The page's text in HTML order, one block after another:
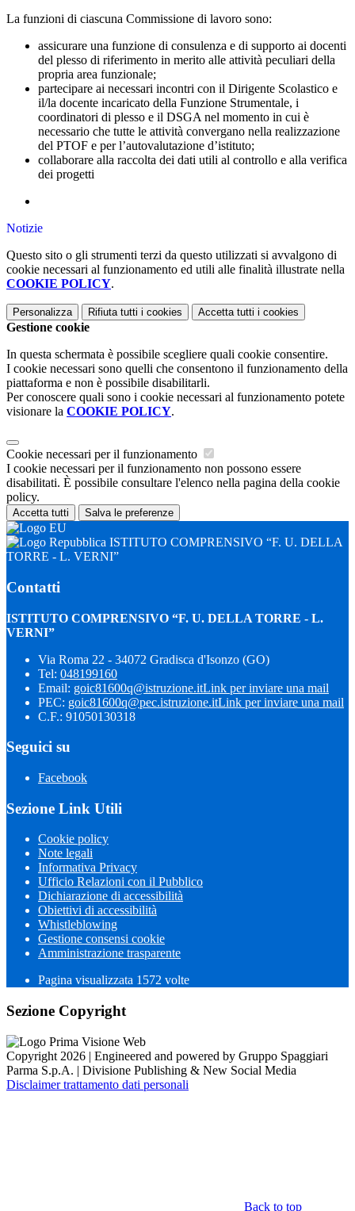
La funzioni di ciascuna Commissione di lavoro sono:
assicurare una funzione di consulenza e di supporto ai docenti
del plesso di riferimento in merito alle attività peculiari della
propria area funzionale;
partecipare ai necessari incontri con il Dirigente Scolastico e
il/la docente incaricato della Funzione Strumentale, i
coordinatori di plesso e il DSGA nel momento in cui è
necessario che tutte le attività convergano nella realizzazione
del PTOF e per l’autovalutazione d’istituto;
collaborare alla raccolta dei dati utili al controllo e alla verifica
dei progetti
Notizie
Questo sito o gli strumenti terzi da questo utilizzati si avvalgono di
cookie necessari al funzionamento ed utili alle finalità illustrate nella
COOKIE POLICY.
Personalizza Rifiuta tutti i cookies Accetta tutti i cookies
Gestione cookie
In questa schermata è possibile scegliere quali cookie consentire.
I cookie necessari sono quelli che consentono il funzionamento della
piattaforma e non è possibile disabilitarli.
Per conoscere quali sono i cookie necessari al funzionamento potete
visionare la COOKIE POLICY.
Cookie necessari per il funzionamento
I cookie necessari per il funzionamento non possono essere
disabilitati. È possibile consultare l'elenco nella pagina della cookie
policy.
Accetta tutti Salva le preferenze
ISTITUTO COMPRENSIVO “F. U. DELLA
TORRE - L. VERNI”
Contatti
ISTITUTO COMPRENSIVO “F. U. DELLA TORRE - L.
VERNI”
Via Roma 22 - 34072 Gradisca d'Isonzo (GO)
Tel: 048199160
Email: goic81600q@istruzione.itLink per inviare una mail
PEC: goic81600q@pec.istruzione.itLink per inviare una mail
C.F.: 91050130318
Seguici su
Facebook
Sezione Link Utili
Cookie policy
Note legali
Informativa Privacy
Ufficio Relazioni con il Pubblico
Dichiarazione di accessibilità
Obiettivi di accessibilità
Whistleblowing
Gestione consensi cookie
Amministrazione trasparente
Pagina visualizzata 1572 volte
Sezione Copyright
Copyright 2026 | Engineered and powered by Gruppo Spaggiari
Parma S.p.A. | Divisione Publishing & New Social Media
Disclaimer trattamento dati personali
Back to top